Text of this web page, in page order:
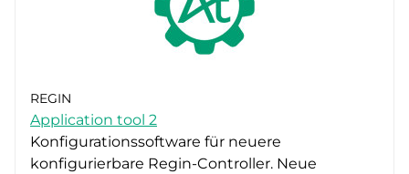
REGIN
Application tool 2
Konfigurationssoftware für neuere
konfigurierbare Regin-Controller. Neue